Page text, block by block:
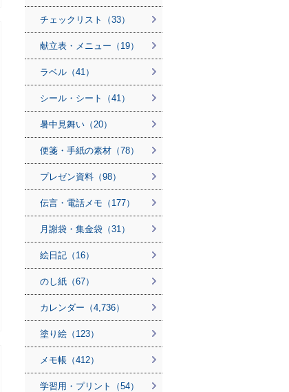
チェックリスト（33）
献立表・メニュー（19）
ラベル（41）
シール・シート（41）
暑中見舞い（20）
便箋・手紙の素材（78）
プレゼン資料（98）
伝言・電話メモ（177）
月謝袋・集金袋（31）
絵日記（16）
のし紙（67）
カレンダー（4,736）
塗り絵（123）
メモ帳（412）
学習用・プリント（54）